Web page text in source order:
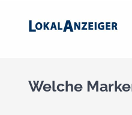
Welche